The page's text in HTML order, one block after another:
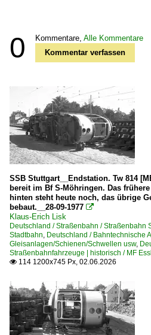
0 Kommentare, Alle Kommentare
Kommentar verfassen
SSB Stuttgart__Endstation. Tw 814
bereit im Bf S-Möhringen. Das
hinten steht heute noch, das übrige
bebaut.__28-09-1977 
Klaus-Erich Lisk
Deutschland / Straßenbahn /
Stadtbahn Deutschland / Bahntechnische
Gleisanlagen/Schienen/Schwellen usw,
Straßenbahnfahrzeuge | historisch / MF
 114 1200x745 Px, 02.06.2026